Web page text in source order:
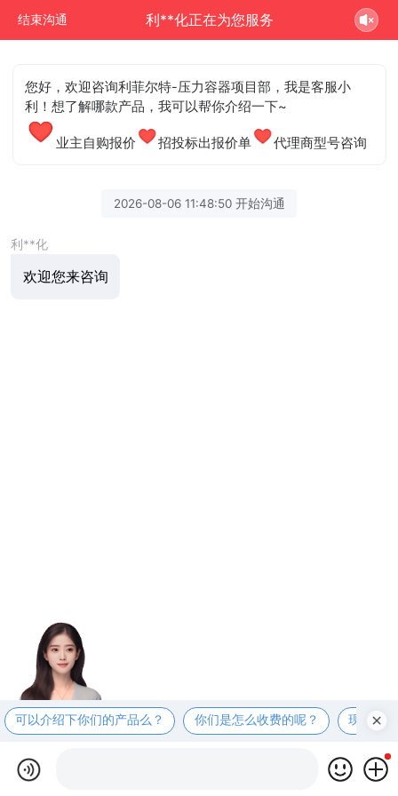
结束沟通 利**化正在为您服务
您好，欢迎咨询利菲尔特-压力容器项目部，我是客服小
利！想了解哪款产品，我可以帮你介绍一下~
业主自购报价 招投标出报价单 代理商型号咨询
2026-08-06 11:48:50 开始沟通
利**化
欢迎您来咨询
可以介绍下你们的产品么？ 你们是怎么收费的呢？ 现在有